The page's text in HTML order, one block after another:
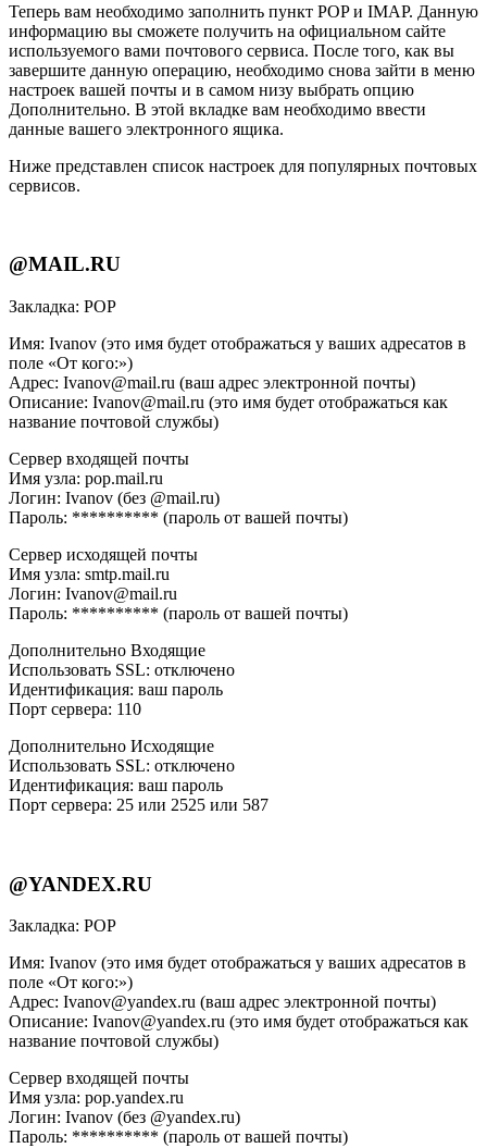
Теперь вам необходимо заполнить пункт POP и IMAP. Данную
информацию вы сможете получить на официальном сайте
используемого вами почтового сервиса. После того, как вы
завершите данную операцию, необходимо снова зайти в меню
настроек вашей почты и в самом низу выбрать опцию
Дополнительно. В этой вкладке вам необходимо ввести
данные вашего электронного ящика.
Ниже представлен список настроек для популярных почтовых
сервисов.
@MAIL.RU
Закладка: РОР
Имя: Ivanov (это имя будет отображаться у ваших адресатов в
поле «От кого:»)
Адрес: Ivanov@mail.ru (ваш адрес электронной почты)
Описание: Ivanov@mail.ru (это имя будет отображаться как
название почтовой службы)
Сервер входящей почты
Имя узла: pop.mail.ru
Логин: Ivanov (без @mail.ru)
Пароль: ********** (пароль от вашей почты)
Сервер исходящей почты
Имя узла: smtp.mail.ru
Логин: Ivanov@mail.ru
Пароль: ********** (пароль от вашей почты)
Дополнительно Входящие
Использовать SSL: отключено
Идентификация: ваш пароль
Порт сервера: 110
Дополнительно Исходящие
Использовать SSL: отключено
Идентификация: ваш пароль
Порт сервера: 25 или 2525 или 587
@YANDEX.RU
Закладка: РОР
Имя: Ivanov (это имя будет отображаться у ваших адресатов в
поле «От кого:»)
Адрес: Ivanov@yandex.ru (ваш адрес электронной почты)
Описание: Ivanov@yandex.ru (это имя будет отображаться как
название почтовой службы)
Сервер входящей почты
Имя узла: pop.yandex.ru
Логин: Ivanov (без @yandex.ru)
Пароль: ********** (пароль от вашей почты)